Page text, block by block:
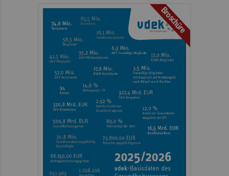
Informationen
Broschüre